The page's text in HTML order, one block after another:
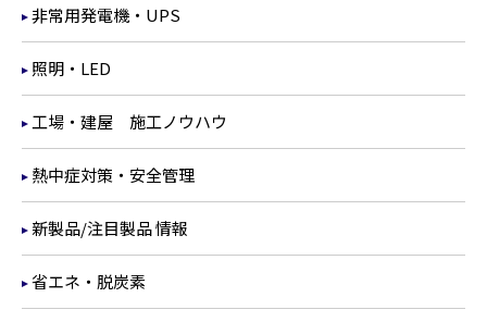
非常用発電機・UPS
照明・LED
工場・建屋 施工ノウハウ
熱中症対策・安全管理
新製品/注目製品 情報
省エネ・脱炭素